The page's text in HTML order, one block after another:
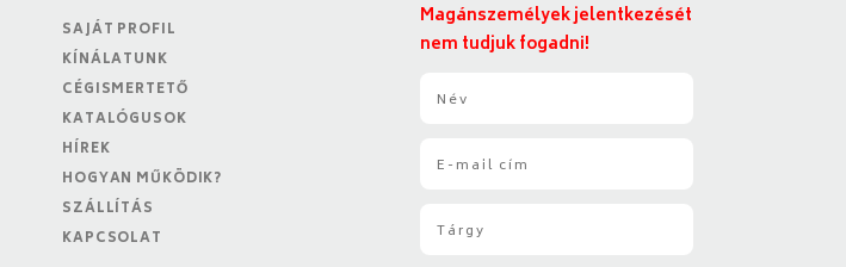
SAJÁT PROFIL
KÍNÁLATUNK
CÉGISMERTETŐ
KATALÓGUSOK
HÍREK
HOGYAN MŰKÖDIK?
SZÁLLÍTÁS
KAPCSOLAT
Magánszemélyek jelentkezését
nem tudjuk fogadni!